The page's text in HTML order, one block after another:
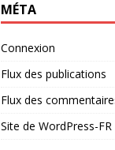
MÉTA
Connexion
Flux des publications
Flux des
Site de WordPress-FR